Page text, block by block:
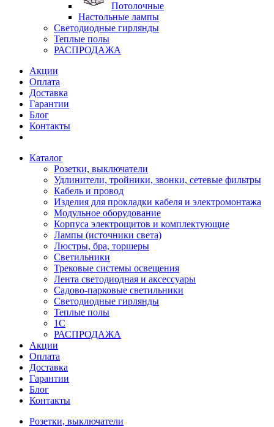
Потолочные
Настольные лампы
Светодиодные гирлянды
Теплые полы
РАСПРОДАЖА
Акции
Оплата
Доставка
Гарантии
Блог
Контакты
Каталог
Розетки, выключатели
Удлинители, тройники, звонки, сетевые фильтры
Кабель и провод
Изделия для прокладки кабеля и электромонтажа
Модульное оборудование
Корпуса электрощитов и комплектующие
Лампы (источники света)
Люстры, бра, торшеры
Светильники
Трековые системы освещения
Лента светодиодная и аксессуары
Садово-парковые светильники
Светодиодные гирлянды
Теплые полы
1С
РАСПРОДАЖА
Акции
Оплата
Доставка
Гарантии
Блог
Контакты
Розетки, выключатели